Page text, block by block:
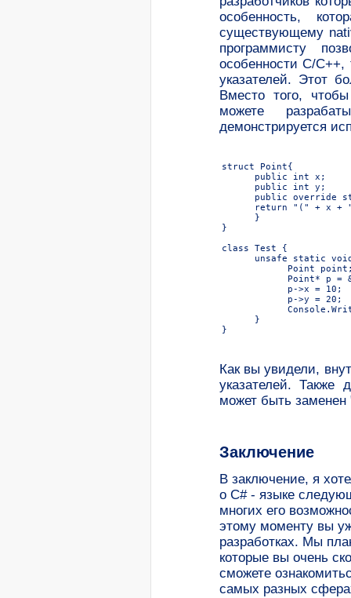
особенность,
существующему
программисту
особенности С/С++,
указателей. Этот
Вместо того,
можете
демонстрируется
struct Point{
      public int x;
      public int y;
public override
return "(" + x +
      }
}
class Test {
unsafe static
Point
Point* p =
            p->x = 10;
            p->y = 20;
      }
}
Как вы увидели,
указателей. Также
может быть заменен
Заключение
В заключение, я
о C# - языке
многих его
этому моменту вы
разработках. Мы
которые вы очень
сможете
самых разных